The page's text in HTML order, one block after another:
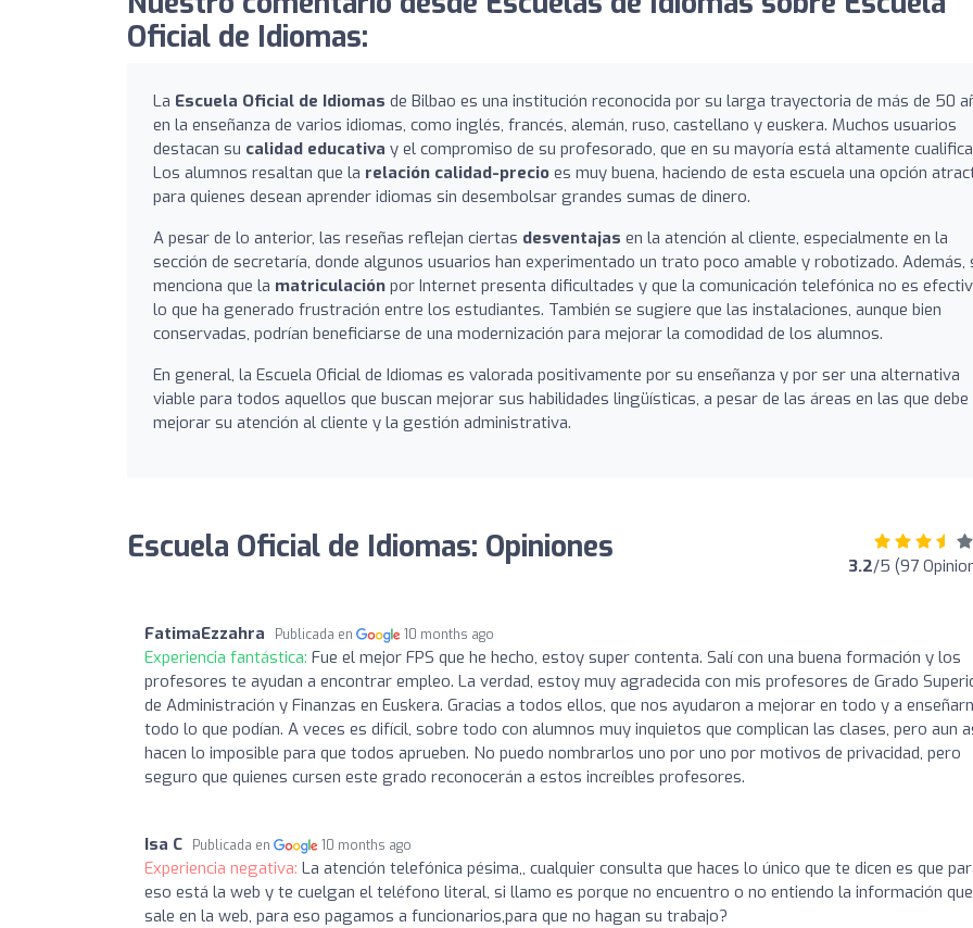
Oficial de Idiomas:
La Escuela Oficial de Idiomas de Bilbao es una institución reconocida por su larga trayectoria de más de 50
en la enseñanza de varios idiomas, como inglés, francés, alemán, ruso, castellano y euskera. Muchos usuarios
destacan su calidad educativa y el compromiso de su profesorado, que en su mayoría está altamente
Los alumnos resaltan que la relación calidad-precio es muy buena, haciendo de esta escuela una opción
para quienes desean aprender idiomas sin desembolsar grandes sumas de dinero.
A pesar de lo anterior, las reseñas reflejan ciertas desventajas en la atención al cliente, especialmente en la
sección de secretaría, donde algunos usuarios han experimentado un trato poco amable y robotizado. Además,
menciona que la matriculación por Internet presenta dificultades y que la comunicación telefónica no es
lo que ha generado frustración entre los estudiantes. También se sugiere que las instalaciones, aunque bien
conservadas, podrían beneficiarse de una modernización para mejorar la comodidad de los alumnos.
En general, la Escuela Oficial de Idiomas es valorada positivamente por su enseñanza y por ser una alternativa
viable para todos aquellos que buscan mejorar sus habilidades lingüísticas, a pesar de las áreas en las que debe
mejorar su atención al cliente y la gestión administrativa.
Escuela Oficial de Idiomas: Opiniones 3.2/5 (97
FatimaEzzahra Publicada en 10 months ago
Experiencia fantástica: Fue el mejor FPS que he hecho, estoy super contenta. Salí con una buena formación y los
profesores te ayudan a encontrar empleo. La verdad, estoy muy agradecida con mis profesores de Grado
de Administración y Finanzas en Euskera. Gracias a todos ellos, que nos ayudaron a mejorar en todo y a
todo lo que podían. A veces es difícil, sobre todo con alumnos muy inquietos que complican las clases, pero aun
hacen lo imposible para que todos aprueben. No puedo nombrarlos uno por uno por motivos de privacidad, pero
seguro que quienes cursen este grado reconocerán a estos increíbles profesores.
Isa C Publicada en 10 months ago
Experiencia negativa: La atención telefónica pésima,, cualquier consulta que haces lo único que te dicen es que
eso está la web y te cuelgan el teléfono literal, si llamo es porque no encuentro o no entiendo la información que
sale en la web, para eso pagamos a funcionarios,para que no hagan su trabajo?